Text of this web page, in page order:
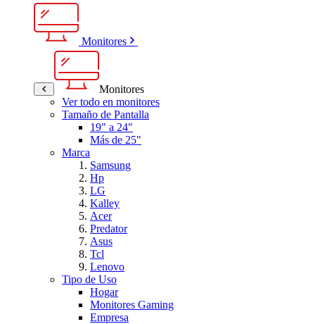
Monitores
Monitores
Ver todo en monitores
Tamaño de Pantalla
19" a 24"
Más de 25"
Marca
Samsung
Hp
LG
Kalley
Acer
Predator
Asus
Tcl
Lenovo
Tipo de Uso
Hogar
Monitores Gaming
Empresa